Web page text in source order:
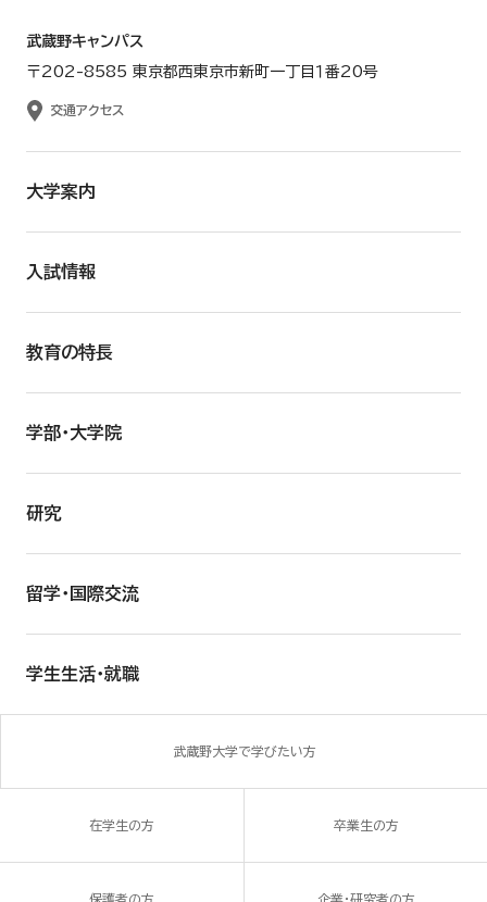
武蔵野キャンパス
〒202-8585 東京都西東京市新町一丁目１番20号
交通アクセス
大学案内
入試情報
教育の特長
学部・大学院
研究
留学・国際交流
学生生活・就職
武蔵野大学で学びたい方
在学生の方 卒業生の方
保護者の方 企業・研究者の方